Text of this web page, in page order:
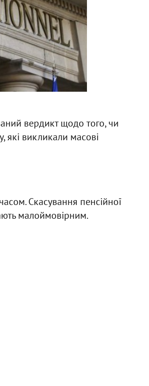
вердикт щодо того, чи
які викликали масові
Скасування пенсійної
малоймовірним.